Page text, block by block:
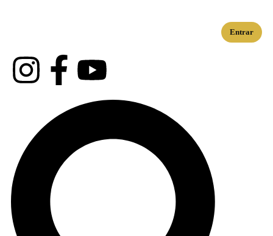
Entrar